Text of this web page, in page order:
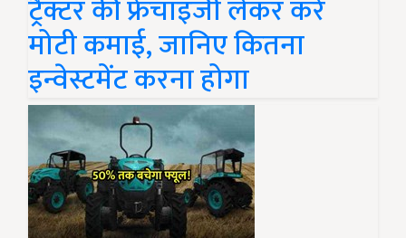
ट्रैक्टर की फ्रेंचाइजी लेकर करें
मोटी कमाई, जानिए कितना
इन्वेस्टमेंट करना होगा